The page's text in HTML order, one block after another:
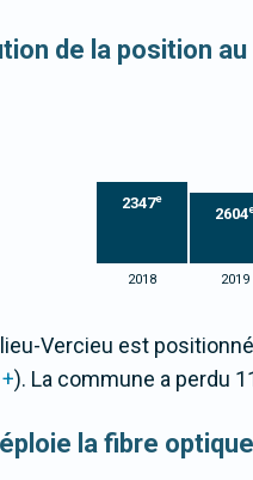
de la position
2347e
2604
2018 2019
Vercieu est
). La commune a perdu
la fibre